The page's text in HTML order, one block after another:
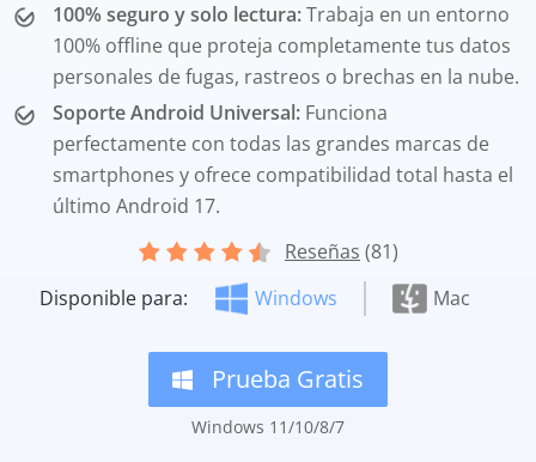
100% seguro y solo lectura:Trabaja en un entorno
100% offline que proteja completamente tus datos
personales de fugas, rastreos o brechas en la nube.
Soporte Android Universal: Funciona
perfectamente con todas las grandes marcas de
smartphones y ofrece compatibilidad total hasta el
último Android 17.
Reseñas (81)
Disponible para:
Windows Mac
Prueba Gratis
Windows 11/10/8/7